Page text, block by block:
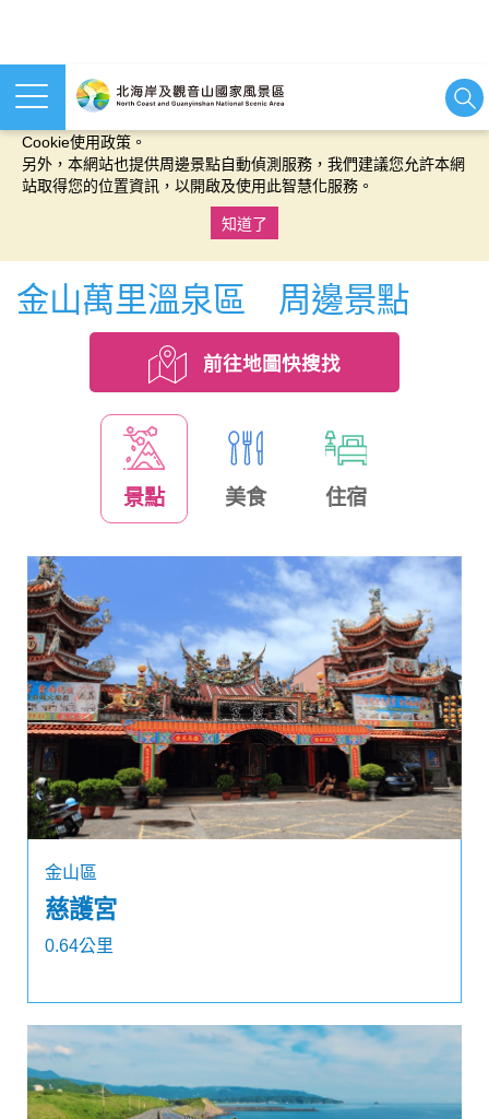
本網站使用cookies等相關技術以持續優化網站服務，並有助於為
Cookie使用政策。
另外，本網站也提供周邊景點自動偵測服務，我們建議您允許本網
站取得您的位置資訊，以開啟及使用此智慧化服務。
知道了
金山萬里溫泉區 周邊景點
前往地圖快搜找
景點 美食 住宿
金山區
慈護宮
0.64公里